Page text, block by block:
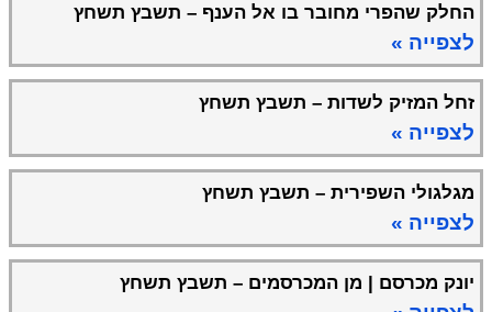
החלק שהפרי מחובר בו אל הענף – תשבץ תשחץ
לצפייה »
זחל המזיק לשדות – תשבץ תשחץ
לצפייה »
מגלגולי השפירית – תשבץ תשחץ
לצפייה »
יונק מכרסם | מן המכרסמים – תשבץ תשחץ